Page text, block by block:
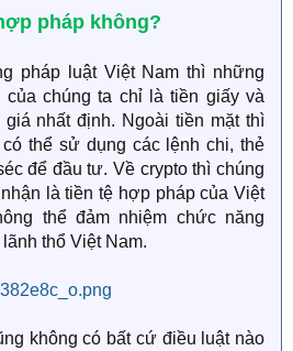
pháp không?
pháp luật Việt Nam thì những
của chúng ta chỉ là tiền giấy và
nhất định. Ngoài tiền mặt thì
thể sử dụng các lệnh chi, thẻ
để đầu tư. Về crypto thì chúng
là tiền tệ hợp pháp của Việt
thể đảm nhiệm chức năng
thổ Việt Nam.
không có bất cứ điều luật nào